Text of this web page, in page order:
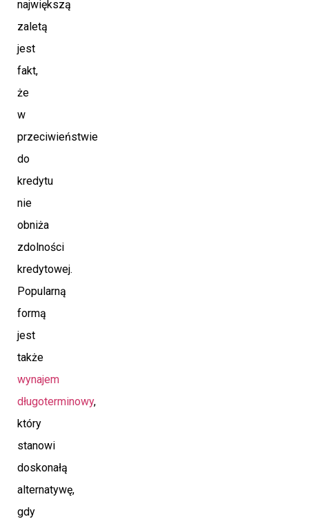
największą
zaletą
jest
fakt,
że
w
przeciwieństwie
do
kredytu
nie
obniża
zdolności
kredytowej.
Popularną
formą
jest
także
wynajem
długoterminowy,
który
stanowi
doskonałą
alternatywę,
gdy